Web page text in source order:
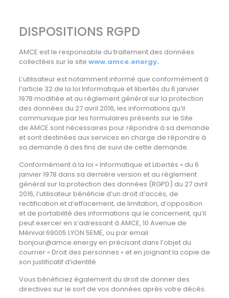
DISPOSITIONS RGPD
AMCE est le responsable du traitement des données
collectées sur le site www.amce.energy.
L’utilisateur est notamment informé que conformément à
l’article 32 de la loi Informatique et libertés du 6 janvier
1978 modifiée et au règlement général sur la protection
des données du 27 avril 2016, les informations qu’il
communique par les formulaires présents sur le Site
de AMCE sont nécessaires pour répondre à sa demande
et sont destinées aux services en charge de répondre à
sa demande à des fins de suivi de cette demande.
Conformément à la loi « Informatique et Libertés » du 6
janvier 1978 dans sa dernière version et au règlement
général sur la protection des données (RGPD) du 27 avril
2016, l’utilisateur bénéficie d’un droit d’accès, de
rectification et d’effacement, de limitation, d’opposition
et de portabilité des informations qui le concernent, qu’il
peut exercer en s’adressant à AMCE, 10 Avenue de
Ménival 69005 LYON 5EME, ou par email
bonjour@amce.energy en précisant dans l’objet du
courrier « Droit des personnes » et en joignant la copie de
son justificatif d’identité.
Vous bénéficiez également du droit de donner des
directives sur le sort de vos données après votre décès.